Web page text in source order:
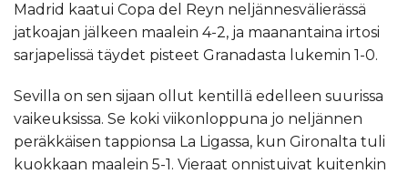
Madrid kaatui Copa del Reyn neljännesvälierässä
jatkoajan jälkeen maalein 4-2, ja maanantaina irtosi
sarjapelissä täydet pisteet Granadasta lukemin 1-0.
Sevilla on sen sijaan ollut kentillä edelleen suurissa
vaikeuksissa. Se koki viikonloppuna jo neljännen
peräkkäisen tappionsa La Ligassa, kun Gironalta tuli
kuokkaan maalein 5-1. Vieraat onnistuivat kuitenkin